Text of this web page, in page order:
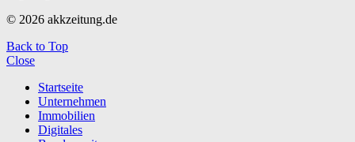
© 2026 akkzeitung.de
Back to Top
Close
Startseite
Unternehmen
Immobilien
Digitales